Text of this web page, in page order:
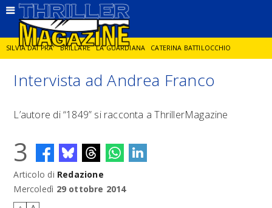
SILVIA DAI PRA' BRILLARE LA GUARDIANA CATERINA BATTILOCCHIO
JORGE DIAZ LA SPIA DELITTO IN CORNICE GIANCARLO DE CATALDO
Intervista ad Andrea Franco
L’autore di “1849” si racconta a ThrillerMagazine
3
Articolo di Redazione
Mercoledì 29 ottobre 2014